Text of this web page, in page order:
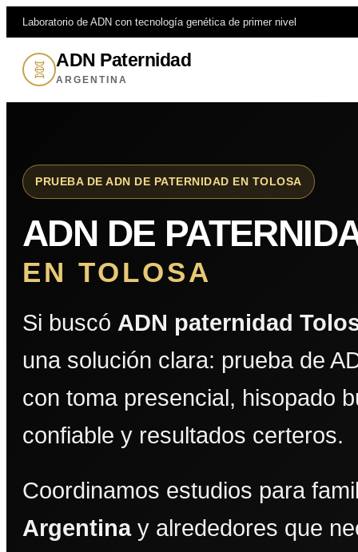
Laboratorio de ADN con tecnología genética de primer nivel
🧬 ADN Paternidad
ARGENTINA
PRUEBA DE ADN DE PATERNIDAD EN TOLOSA
ADN DE
EN TOLOSA
Si buscó ADN paternidad
una solución clara: prueba de
con toma presencial, hisopado
confiable y resultados certeros.
Coordinamos estudios para
Argentinay alrededores que